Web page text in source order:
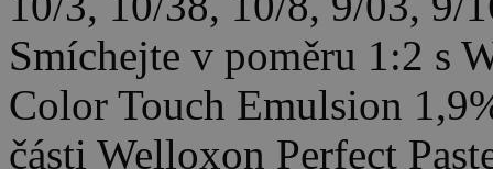
Smíchejte v poměru 1:2 s
Color Touch Emulsion
části Welloxon Perfect